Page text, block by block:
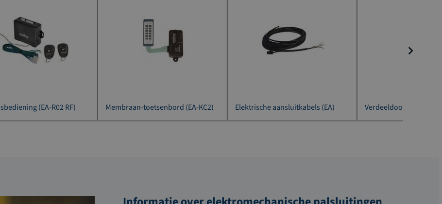
(EA-R02 RF) Membraan-toetsenbord (EA-KC2) Elektrische aansluitkabels (EA) Verdeeldoos (EA-A01)